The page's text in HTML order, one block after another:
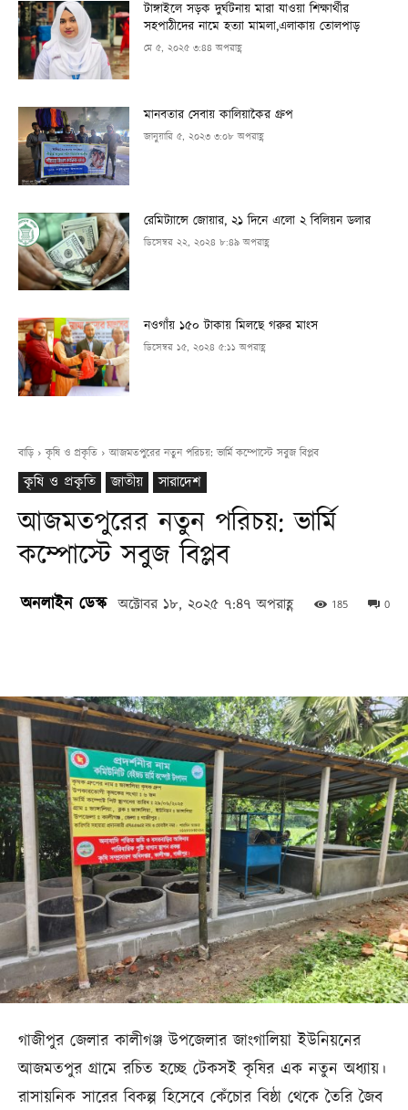
টাঙ্গাইলে সড়ক দুর্ঘটনায় মারা যাওয়া শিক্ষার্থীর
সহপাঠীদের নামে হত্যা মামলা,এলাকায় তোলপাড়
মে ৫, ২০২৫ ৩:৪৪ অপরাহ্ণ
মানবতার সেবায় কালিয়াকৈর গ্রুপ
জানুয়ারি ৫, ২০২৩ ৩:০৮ অপরাহ্ণ
রেমিট্যান্সে জোয়ার, ২১ দিনে এলো ২ বিলিয়ন ডলার
ডিসেম্বর ২২, ২০২৪ ৮:৪৯ অপরাহ্ণ
নওগাঁয় ১৫০ টাকায় মিলছে গরুর মাংস
ডিসেম্বর ১৫, ২০২৪ ৫:১১ অপরাহ্ণ